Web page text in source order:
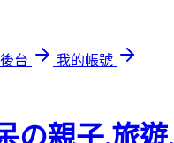
台
我的帳號